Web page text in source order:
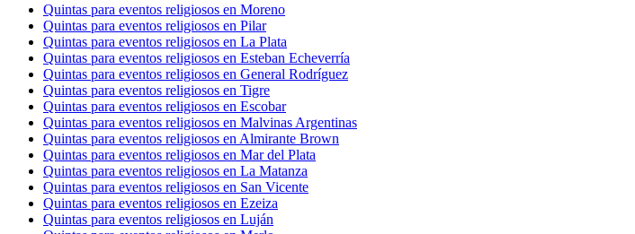
Quintas para eventos religiosos en Moreno
Quintas para eventos religiosos en Pilar
Quintas para eventos religiosos en La Plata
Quintas para eventos religiosos en Esteban Echeverría
Quintas para eventos religiosos en General Rodríguez
Quintas para eventos religiosos en Tigre
Quintas para eventos religiosos en Escobar
Quintas para eventos religiosos en Malvinas Argentinas
Quintas para eventos religiosos en Almirante Brown
Quintas para eventos religiosos en Mar del Plata
Quintas para eventos religiosos en La Matanza
Quintas para eventos religiosos en San Vicente
Quintas para eventos religiosos en Ezeiza
Quintas para eventos religiosos en Luján